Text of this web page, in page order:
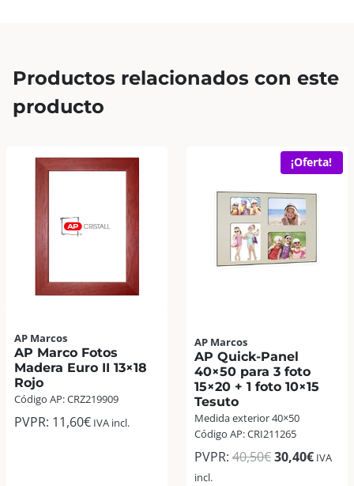
Productos relacionados con este
producto
AP Marcos
AP Marco Fotos
Madera Euro II 13×18
Rojo
Código AP: CRZ219909
PVPR: 11,60€ IVA incl.
¡Oferta!
AP Marcos
AP Quick-Panel
40×50 para 3 foto
15×20 + 1 foto 10×15
Tesuto
Medida exterior 40×50
Código AP: CRI211265
PVPR: 40,50€El
30,40€ElIVA
incl.